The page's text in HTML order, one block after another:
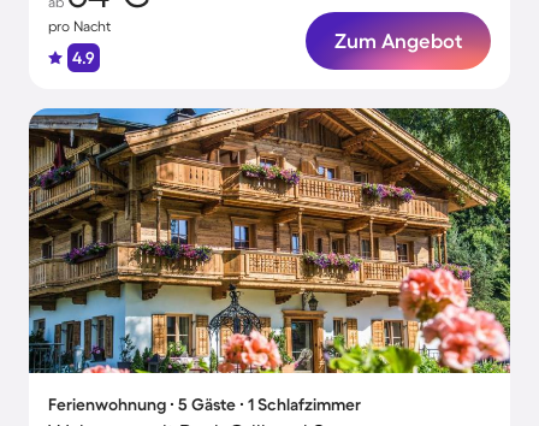
pro Nacht
4.9
Zum Angebot
Ferienwohnung ∙ 5 Gäste ∙ 1 Schlafzimmer